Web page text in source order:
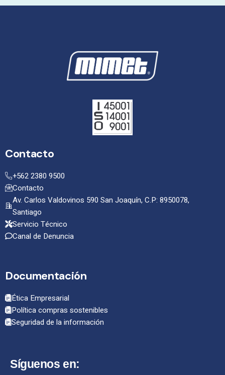
Contacto
+562 2380 9500
Contacto
Av. Carlos Valdovinos 590 San Joaquín, C.P: 8950078,
Santiago
Servicio Técnico
Canal de Denuncia
Documentación
Ética Empresarial
Política compras sostenibles
Seguridad de la información
Síguenos en: